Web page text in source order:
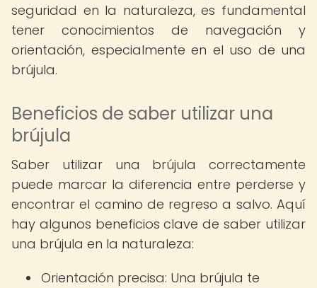
seguridad en la naturaleza, es fundamental
tener conocimientos de navegación y
orientación, especialmente en el uso de una
brújula.
Beneficios de saber utilizar una
brújula
Saber utilizar una brújula correctamente
puede marcar la diferencia entre perderse y
encontrar el camino de regreso a salvo. Aquí
hay algunos beneficios clave de saber utilizar
una brújula en la naturaleza:
Orientación precisa: Una brújula te